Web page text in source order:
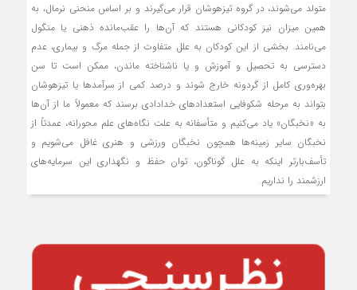
متولد مي‌شوند، در گروه تيزهوشان قرار مي‌گيرند و بر اساس منحني نرمال، به
همين ميزان نيز کودکاني هستند که آن‌ها را عقب‌مانده ذهني يا منگول
مي‌نامند. بخشي از اين کودکان به علل متفاوت از جمله مرگ و بيماري، عدم
دسترسي به تحصيل و آموزش و يا ناشناخته ماندن، ممکن است تا سن
بهره‌وري کامل از گردونه خارج شوند و درصد کمي از سرآمدها يا تيزهوشان
بتواند به مرحله شکوفايي استعدادهاي خدادادي برسند که معمولاً ما از آن‌ها
به «نخبگان» ياد مي‌کنيم و متأسفانه به علت نگاه‌هاي علم محورانه، عمدتاً از
نخبگان ساير زمينه‌ها همچون نخبگان ورزشي و هنري غافل مي‌شويم و
تأسف‌بارتر اين‏که به علل گوناگون، توان حفظ و نگهداري اين سرمايه‌هاي
ارزشمند را نداريم.